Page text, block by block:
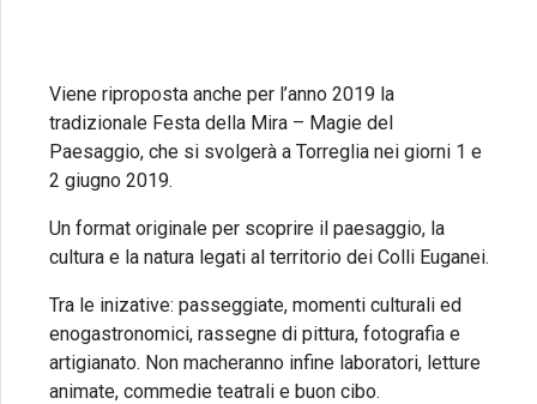
Viene riproposta anche per l’anno 2019 la
tradizionale Festa della Mira – Magie del
Paesaggio, che si svolgerà a Torreglia nei giorni 1 e
2 giugno 2019.
Un format originale per scoprire il paesaggio, la
cultura e la natura legati al territorio dei Colli Euganei.
Tra le inizative: passeggiate, momenti culturali ed
enogastronomici, rassegne di pittura, fotografia e
artigianato. Non macheranno infine laboratori, letture
animate, commedie teatrali e buon cibo.